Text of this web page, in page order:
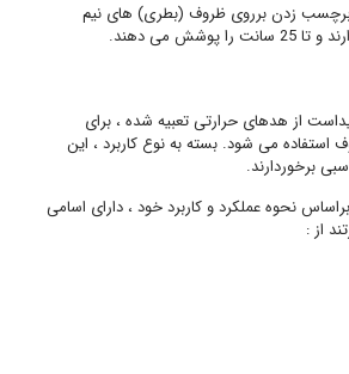
برچسب زدن برروی ظروف (بطری) های نیم
می دهند.
از هدهای حرارتی تعبیه شده ، برای
استفاده می شود. بسته به نوع کاربرد ، این
برخوردارند.
نحوه عملکرد و کاربرد خود ، دارای اسامی
از :